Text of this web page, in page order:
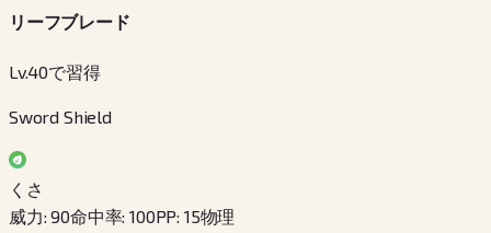
リーフブレード
Lv.40で習得
Sword Shield
くさ
威力:90命中率:100PP: 15物理